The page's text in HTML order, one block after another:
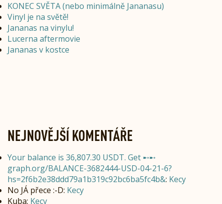
KONEC SVĚTA (nebo minimálně Jananasu)
Vinyl je na světě!
Jananas na vinylu!
Lucerna aftermovie
Jananas v kostce
NEJNOVĚJŠÍ KOMENTÁŘE
Your balance is 36,807.30 USDT. Get ➸➸
graph.org/BALANCE-3682444-USD-04-21-6?
hs=2f6b2e38ddd79a1b319c92bc6ba5fc4b&: Kecy
No JÁ přece :-D: Kecy
Kuba: Kecy